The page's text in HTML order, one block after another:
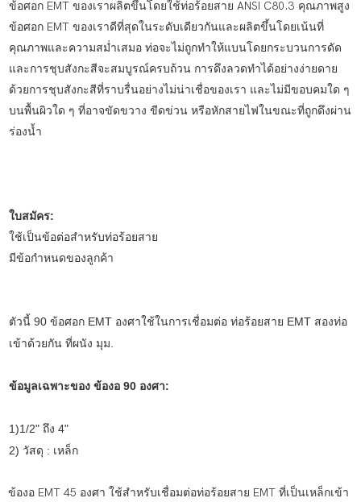
ข้อศอก EMT ของเราผลิตขึ้นโดยใช้ท่อร้อยสาย ANSI C80.3 คุณภาพสูง
ข้อศอก EMT ของเราดีที่สุดในระดับเดียวกันและผลิตขึ้นโดยเน้นที่
คุณภาพและความสม่ำเสมอ ท่อจะไม่ถูกทำให้แบนโดยกระบวนการดัด
และการชุบสังกะสีจะสมบูรณ์ครบถ้วน การดึงลวดทำได้อย่างง่ายดาย
ด้วยการชุบสังกะสีที่ราบรื่นอย่างไม่น่าเชื่อของเรา และไม่มีขอบคมใด ๆ
บนพื้นผิวใด ๆ ที่อาจขัดขวาง ขีดข่วน หรือหักสายไฟในขณะที่ถูกดึงผ่าน
ร่องน้ำ
ใบสมัคร:
ใช้เป็นข้อต่อสำหรับท่อร้อยสาย
มีข้อกำหนดของลูกค้า
ตัวนี้ 90 ข้อศอก EMT องศาใช้ในการเชื่อมต่อ ท่อร้อยสาย EMT สองท่อ
เข้าด้วยกัน ที่ผนัง มุม.
ข้อมูลเฉพาะของ ข้องอ 90 องศา:
1)1/2" ถึง 4"
2) วัสดุ : เหล็ก
ข้องอ EMT 45 องศา ใช้สำหรับเชื่อมต่อท่อร้อยสาย EMT ที่เป็นเหล็กเข้า